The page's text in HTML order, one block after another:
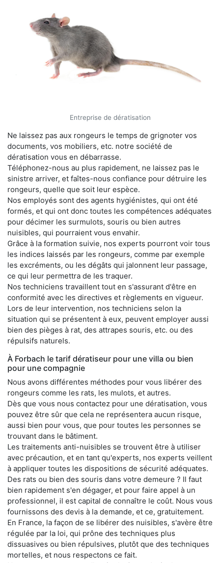
Entreprise de dératisation
Ne laissez pas aux rongeurs le temps de grignoter vos
documents, vos mobiliers, etc. notre société de
dératisation vous en débarrasse.
Téléphonez-nous au plus rapidement, ne laissez pas le
sinistre arriver, et faîtes-nous confiance pour détruire les
rongeurs, quelle que soit leur espèce.
Nos employés sont des agents hygiénistes, qui ont été
formés, et qui ont donc toutes les compétences adéquates
pour décimer les surmulots, souris ou bien autres
nuisibles, qui pourraient vous envahir.
Grâce à la formation suivie, nos experts pourront voir tous
les indices laissés par les rongeurs, comme par exemple
les excréments, ou les dégâts qui jalonnent leur passage,
ce qui leur permettra de les traquer.
Nos techniciens travaillent tout en s'assurant d'être en
conformité avec les directives et règlements en vigueur.
Lors de leur intervention, nos techniciens selon la
situation qui se présentent à eux, peuvent employer aussi
bien des pièges à rat, des attrapes souris, etc. ou des
répulsifs naturels.
À Forbach le tarif dératiseur pour une villa ou bien
pour une compagnie
Nous avons différentes méthodes pour vous libérer des
rongeurs comme les rats, les mulots, et autres.
Dès que vous nous contactez pour une dératisation, vous
pouvez être sûr que cela ne représentera aucun risque,
aussi bien pour vous, que pour toutes les personnes se
trouvant dans le bâtiment.
Les traitements anti-nuisibles se trouvent être à utiliser
avec précaution, et en tant qu'experts, nos experts veillent
à appliquer toutes les dispositions de sécurité adéquates.
Des rats ou bien des souris dans votre demeure ? Il faut
bien rapidement s'en dégager, et pour faire appel à un
professionnel, il est capital de connaître le coût. Nous vous
fournissons des devis à la demande, et ce, gratuitement.
En France, la façon de se libérer des nuisibles, s'avère être
régulée par la loi, qui prône des techniques plus
dissuasives ou bien répulsives, plutôt que des techniques
mortelles, et nous respectons ce fait.